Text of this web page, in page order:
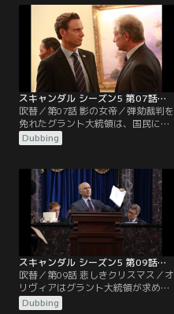
であらゆる資料を委員会に送って調
査を遅らせようとする。また、グラ
ント大統領にダイヤの指輪を贈られ
たことをメリーからメディアにリー
クされたオリヴィアは、庶民派とい
うイメージがご破算に…。
スキャンダル シーズン5 第07話／吹替
吹替／第07話 影の女帝／弾劾裁判を
免れたグラント大統領は、国民に向
けたスピーチで一連の騒動を謝罪す
る。事務所に戻ったオリヴィアは、
間、大学で師事していたフランク・
ホランドに暴行されたと聞かされ驚
く。ホランドはフェミニズムの英雄
とたたえられる国民的作家で、グラ
ント大統領が大統領自由勲章を授与
していた…。
Dubbing
スキャンダル シーズン5 第09話／吹替
吹替／第09話 悲しきクリスマス／オ
リヴィアはグラント大統領が求める
ファーストレディーの役割を受け入
Dubbing